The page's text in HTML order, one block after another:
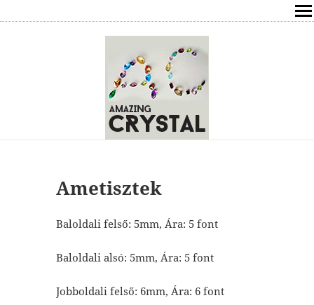
ÍRÁSOK
ÁSVÁNYOK HATÁSAI
ELÉRHETŐSÉG
Ametisztek
Baloldali felső: 5mm, Ára: 5 font
Baloldali alsó: 5mm, Ára: 5 font
Jobboldali felső: 6mm, Ára: 6 font